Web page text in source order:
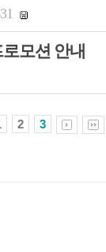
모션 안내
2 3